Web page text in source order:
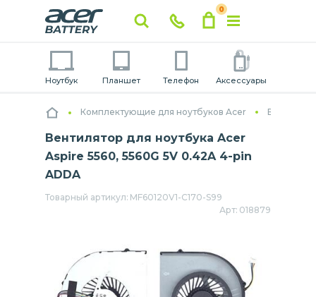
0
Ноутбук Планшет Телефон Аксессуары
Комплектующие для ноутбуков Acer
Вентилятор для ноутбука Acer
Aspire 5560, 5560G 5V 0.42A 4-pin
ADDA
Товарный артикул: MF60120V1-C170-S99
Арт: 018879